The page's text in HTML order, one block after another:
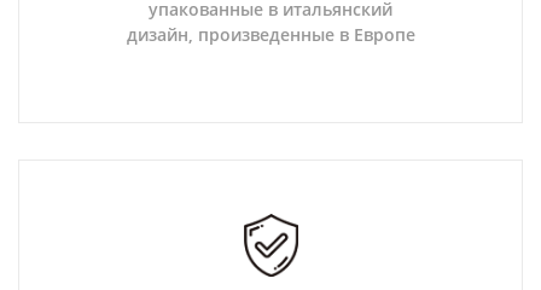
упакованные в итальянский
дизайн, произведенные в Европе